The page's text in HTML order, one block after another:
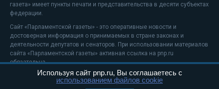
газета» имеет пункты печати и представительства в десяти субъектах
федерации.
Сайт «Парламентской газеты» - это оперативные новости и
достоверная информация о принимаемых в стране законах и
деятельности депутатов и сенаторов. При использовании материалов
сайта «Парламентской газеты» активная ссылка на pnp.ru
обязательна.
На информационном ресурсе применяютсярекомендательные
Используя сайт pnp.ru, Вы соглашаетесь с
использованием файлов cookie